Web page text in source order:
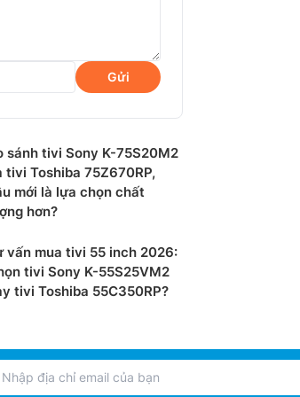
chiều sâu, màu sắc
Gửi
sánh tivi Sony K-75S20M2
tivi Toshiba 75Z670RP,
mới là lựa chọn chất
hơn?
vấn mua tivi 55 inch 2026:
tivi Sony K-55S25VM2
tivi Toshiba 55C350RP?